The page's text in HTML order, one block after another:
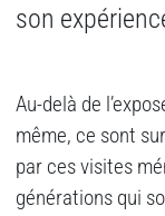
son
Au-delà de
même, ce sont
par ces visites
générations qui